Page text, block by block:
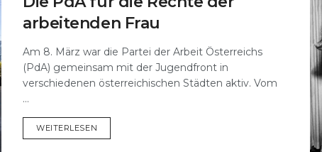
arbeitenden Frau
Am 8. März war die Partei der Arbeit Österreichs
(PdA) gemeinsam mit der Jugendfront in
verschiedenen österreichischen Städten aktiv. Vom
...
WEITERLESEN